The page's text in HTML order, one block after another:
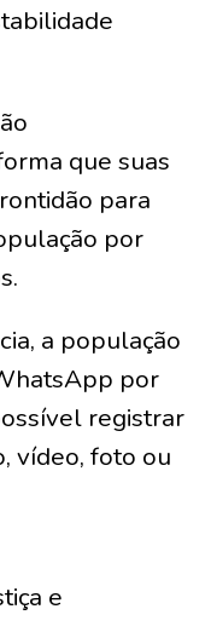
que suas
para
por
a população
por
registrar
vídeo, foto ou
e